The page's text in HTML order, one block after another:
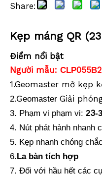
Lăng kính chống nước (5',mạ đồng)
Share:
Kẹp máng QR
Điểm nổi bật
Người mẫu: CLP055B
1.Geomaster mở kẹp
2.Geomaster Giải
3. Phạm vi phạm vi: 23-3
4. Nút phát hành nhanh
5. Kẹp nhanh chóng
6.La bàn tích hợp
7. Đối với hầu hết các